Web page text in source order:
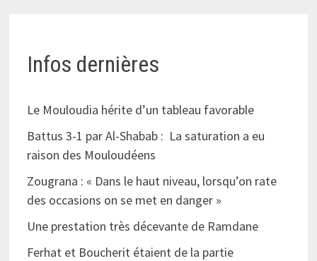
Infos dernières
Le Mouloudia hérite d’un tableau favorable
Battus 3-1 par Al-Shabab : La saturation a eu
raison des Mouloudéens
Zougrana : « Dans le haut niveau, lorsqu’on rate
des occasions on se met en danger »
Une prestation très décevante de Ramdane
Ferhat et Boucherit étaient de la partie